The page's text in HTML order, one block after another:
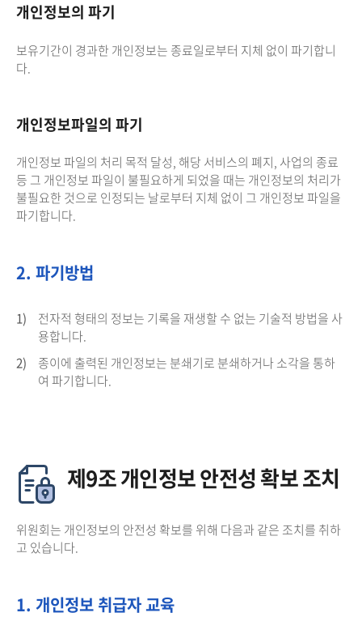
개인정보의 파기
보유기간이 경과한 개인정보는 종료일로부터 지체 없이 파기합니
다.
개인정보파일의 파기
개인정보 파일의 처리 목적 달성, 해당 서비스의 폐지, 사업의 종료
등 그 개인정보 파일이 불필요하게 되었을 때는 개인정보의 처리가
불필요한 것으로 인정되는 날로부터 지체 없이 그 개인정보 파일을
파기합니다.
2. 파기방법
1)
전자적 형태의 정보는 기록을 재생할 수 없는 기술적 방법을 사
용합니다.
2)
종이에 출력된 개인정보는 분쇄기로 분쇄하거나 소각을 통하
여 파기합니다.
제9조 개인정보 안전성 확보 조치
위원회는 개인정보의 안전성 확보를 위해 다음과 같은 조치를 취하
고 있습니다.
1. 개인정보 취급자 교육